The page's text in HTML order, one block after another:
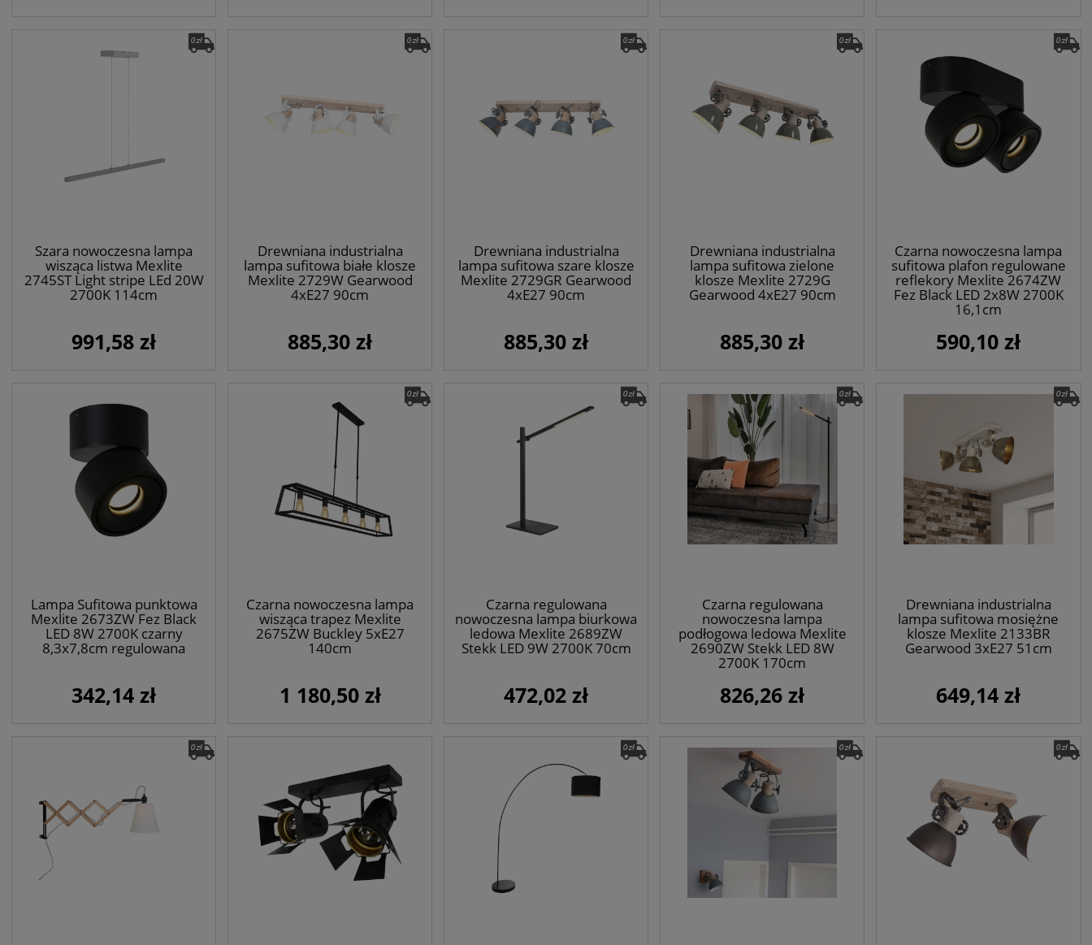
Szara nowoczesna lampa
wisząca listwa Mexlite
2745ST Light stripe LEd 20W
2700K 114cm
991,58 zł
Drewniana industrialna
lampa sufitowa białe klosze
Mexlite 2729W Gearwood
4xE27 90cm
885,30 zł
Drewniana industrialna
lampa sufitowa szare klosze
Mexlite 2729GR Gearwood
4xE27 90cm
885,30 zł
Drewniana industrialna
lampa sufitowa zielone
klosze Mexlite 2729G
Gearwood 4xE27 90cm
885,30 zł
Czarna nowoczesna lampa
sufitowa plafon regulowane
reflekory Mexlite 2674ZW
Fez Black LED 2x8W 2700K
16,1cm
590,10 zł
Lampa Sufitowa punktowa
Mexlite 2673ZW Fez Black
LED 8W 2700K czarny
8,3x7,8cm regulowana
342,14 zł
Czarna nowoczesna lampa
wisząca trapez Mexlite
2675ZW Buckley 5xE27
140cm
1 180,50 zł
Czarna regulowana
nowoczesna lampa biurkowa
ledowa Mexlite 2689ZW
Stekk LED 9W 2700K 70cm
472,02 zł
Czarna regulowana
nowoczesna lampa
podłogowa ledowa Mexlite
2690ZW Stekk LED 8W
2700K 170cm
826,26 zł
Drewniana industrialna
lampa sufitowa mosiężne
klosze Mexlite 2133BR
Gearwood 3xE27 51cm
649,14 zł